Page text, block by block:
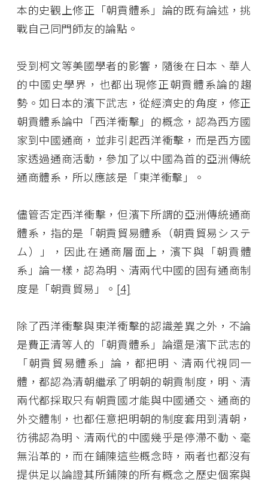
本的史觀上修正「朝貢體系」論的既有論述，挑
戰自己同門師友的論點。
受到柯文等美國學者的影響，隨後在日本、華人
的中國史學界，也都出現修正朝貢體系論的趨
勢。如日本的濱下武志，從經濟史的角度，修正
朝貢體系論中「西洋衝擊」的概念，認為西方國
家到中國通商，並非引起西洋衝擊，而是西方國
家透過通商活動，參加了以中國為首的亞洲傳統
通商體系，所以應該是「東洋衝擊」。
儘管否定西洋衝擊，但濱下所謂的亞洲傳統通商
體系，指的是「朝貢貿易體系（朝貢貿易システ
ム）」，因此在通商層面上，濱下與「朝貢體
系」論一樣，認為明、清兩代中國的固有通商制
度是「朝貢貿易」。 [4]
除了西洋衝擊與東洋衝擊的認識差異之外，不論
是費正清等人的「朝貢體系」論還是濱下武志的
「朝貢貿易體系」論，都把明、清兩代視同一
體，都認為清朝繼承了明朝的朝貢制度，明、清
兩代都採取只有朝貢國才能與中國通交、通商的
外交體制，也都任意把明朝的制度套用到清朝，
彷彿認為明、清兩代的中國幾乎是停滯不動、毫
無沿革的，而在鋪陳這些概念時，兩者也都沒有
提供足以論證其所鋪陳的所有概念之歷史個案與